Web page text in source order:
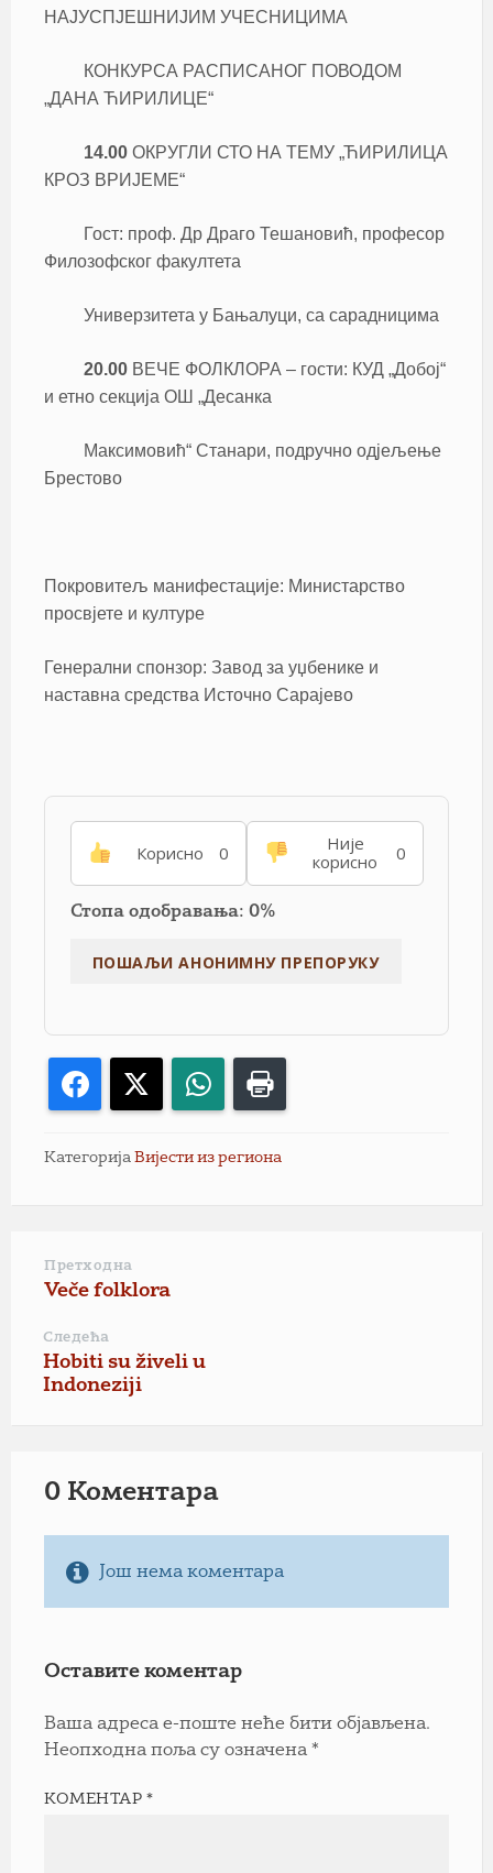
НАЈУСПЈЕШНИЈИМ УЧЕСНИЦИМА
КОНКУРСА РАСПИСАНОГ ПОВОДОМ
„ДАНА ЋИРИЛИЦЕ“
14.00 ОКРУГЛИ СТО НА ТЕМУ „ЋИРИЛИЦА
КРОЗ ВРИЈЕМЕ“
Гост: проф. Др Драго Тешановић, професор
Филозофског факултета
Универзитета у Бањалуци, са сарадницима
20.00 ВЕЧЕ ФОЛКЛОРА – гости: КУД „Добој“
и етно секција ОШ „Десанка
Максимовић“ Станари, подручно одјељење
Брестово
Покровитељ манифестације: Министарство
просвјете и културе
Генерални спонзор: Завод за уџбенике и
наставна средства Источно Сарајево
Корисно 0
Није
корисно
0
Стопа одобравања: 0%
Facebook WhatsApp
Категорија Вијести из региона
Претходна
Veče folklora
Следећа
Hobiti su živeli u
Indoneziji
0 Коментарa
Још нема коментара
Оставите коментар
Ваша адреса е-поште неће бити објављена.
Неопходна поља су означена *
КОМЕНТАР*